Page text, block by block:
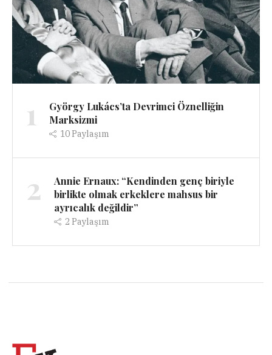
1
György Lukács’ta Devrimci Öznelliğin
Marksizmi
10Paylaşım
2
Annie Ernaux: “Kendinden genç biriyle
birlikte olmak erkeklere mahsus bir
ayrıcalık değildir”
2 Paylaşım